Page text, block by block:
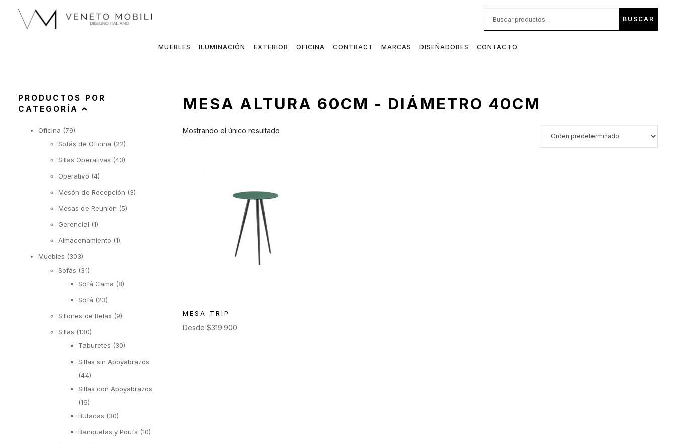
contenido
BUSCAR
MUEBLES ILUMINACIÓN EXTERIOR OFICINA CONTRACT MARCAS DISEÑADORES CONTACTO
MESA ALTURA 60CM - DIÁMETRO 40CM
Mostrando el único resultado
MESA TRIP
Desde $319.900
PRODUCTOS POR
CATEGORÍA
Oficina (79)
Sofás de Oficina (22)
Sillas Operativas (43)
Operativo (4)
Mesón de Recepción (3)
Mesas de Reunión (5)
Gerencial (1)
Almacenamiento (1)
Muebles (303)
Sofás (31)
Sofá Cama (8)
Sofá (23)
Sillones de Relax (9)
Sillas (130)
Taburetes (30)
Sillas sin Apoyabrazos
(44)
Sillas con Apoyabrazos
(16)
Butacas (30)
Banquetas y Poufs (10)